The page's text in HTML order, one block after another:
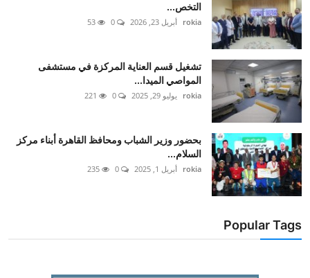
التخص...
rokia أبريل 23, 2026
تشغيل قسم العناية المركزة في مستشفى
المواصي الميدا...
rokia يوليو 29, 2025
بحضور وزير الشباب ومحافظ القاهرة أبناء مركز
السلام...
rokia أبريل 1, 2025
Popular Tags